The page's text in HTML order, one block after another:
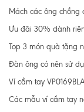
Mách các ông chồng
Ưu đãi 30% dành
Top 3 món quà tặng
Đàn ông có nên sử
Ví cầm tay
Các mẫu ví cầm tay